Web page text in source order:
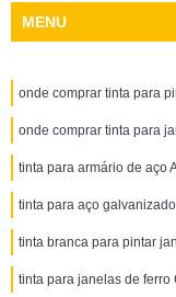
MENU
onde comprar tinta para
onde comprar tinta para
tinta para armário de aço
tinta para aço
tinta branca para pintar
tinta para janelas de ferro